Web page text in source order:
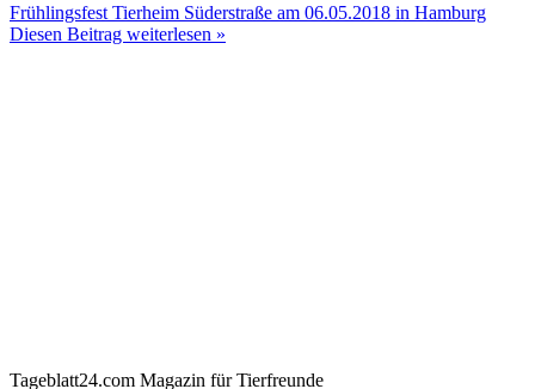
Frühlingsfest Tierheim Süderstraße am 06.05.2018 in Hamburg
Diesen Beitrag weiterlesen »
Tageblatt24.com Magazin für Tierfreunde